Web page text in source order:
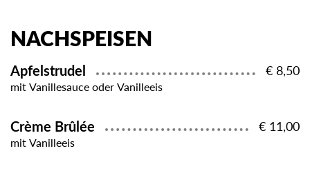
NACHSPEISEN
Apfelstrudel € 8,50
mit Vanillesauce oder Vanilleeis
Crème Brûlée € 11,00
mit Vanilleeis